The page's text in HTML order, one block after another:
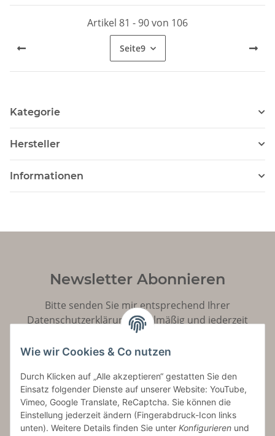
Artikel 81 - 90 von 106
Seite9
Kategorie
Hersteller
Informationen
Newsletter Abonnieren
Bitte senden Sie mir entsprechend Ihrer
Datenschutzerklärungregelmäßig und jederzeit
widerruflich Informationen zu Ihrem Produktsortiment
per E-Mail zu.
Abonnieren
Wie wir Cookies & Co nutzen
Durch Klicken auf „Alle akzeptieren“ gestatten Sie den
Einsatz folgender Dienste auf unserer Website: YouTube,
Vimeo, Google Translate, ReCaptcha. Sie können die
Einstellung jederzeit ändern (Fingerabdruck-Icon links
unten). Weitere Details finden Sie unter Konfigurieren und